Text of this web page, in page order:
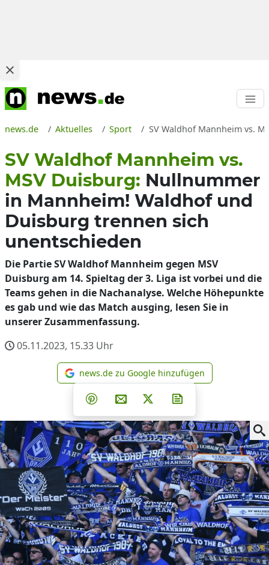
news.de Aktuelles Sport SV Waldhof Mannheim vs.
SV Waldhof Mannheim vs.
MSV Duisburg: Nullnummer
in Mannheim! Waldhof und
Duisburg trennen sich
unentschieden
Die Partie SV Waldhof Mannheim gegen MSV
Duisburg am 14. Spieltag der 3. Liga ist vorbei und die
Teams gehen in die Nachanalyse. Welche Höhepunkte
es gab und wie das Match ausging, lesen Sie in
unserer Zusammenfassung.
05.11.2023, 15.33 Uhr
news.de zu Google
news.de zu Google hinzufügen
Teilen auf Facebook
Teilen auf Whatsapp
Teilen auf Telegram
Teilen auf Pinterest
Per E-Mail teilen
Post auf X